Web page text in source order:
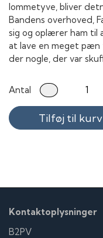
lommetyve, bliver
Bandens overhoved,
sig og oplærer ham til
at lave en meget
der nogle, der var
Antal
Tilføj til kurv
Kontaktoplysninger
B2PV